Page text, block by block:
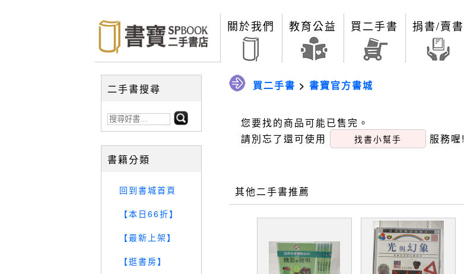
關於我們 教育公益 買二手書 捐書/賣書
二手書搜尋
書籍分類
回到書城首頁
【本日66折】
【最新上架】
【逛書房】
買二手書 > 書寶官方書城
您要找的商品可能已售完。
請別忘了還可使用
找書小幫手 服務喔!
其他二手書推薦